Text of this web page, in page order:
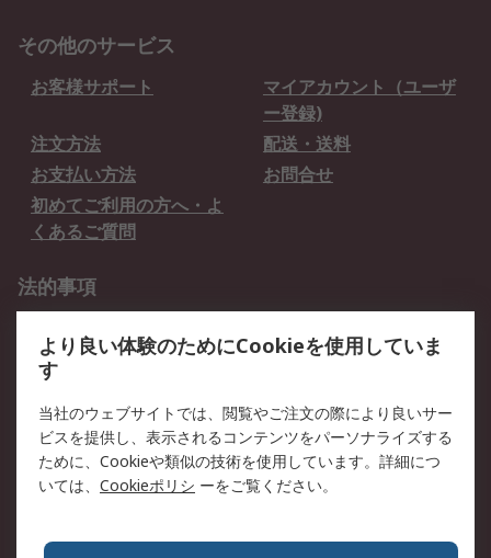
その他のサービス
お客様サポート
マイアカウント（ユーザ
ー登録)
注文方法
配送・送料
お支払い方法
お問合せ
初めてご利用の方へ・よ
くあるご質問
法的事項
クッキーポリシー
RSについて
会社概要
採用情報
プレスリリース＆お知ら
コーポレートサイト
全世界のRS RSの歴史
より良い体験のためにCookieを使用していま
す
当社のウェブサイトでは、閲覧やご注文の際により良いサー
ビスを提供し、表示されるコンテンツをパーソナライズする
ために、Cookieや類似の技術を使用しています。詳細につ
いては、 Cookieポリシ ーをご覧ください。